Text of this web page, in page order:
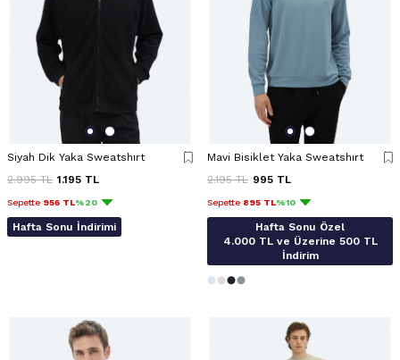
Siyah Dik Yaka Sweatshırt
2.995TL 1.195 TL
Sepette 956 TL%20
Hafta Sonu İndirimi
Mavi Bisiklet Yaka Sweatshırt
2.195TL 995 TL
Sepette 895 TL%10
Hafta Sonu Özel
4.000 TL ve Üzerine 500 TL
İndirim